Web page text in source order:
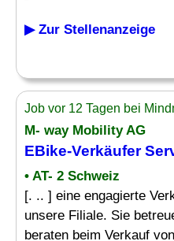
▶ Zur Stellenanzeige
Job vor 12 Tagen bei
M- way Mobility AG
EBike-Verkäufer
• AT- 2 Schweiz
[. .. ] eine engagierte
unsere Filiale. Sie
beraten beim Verkauf